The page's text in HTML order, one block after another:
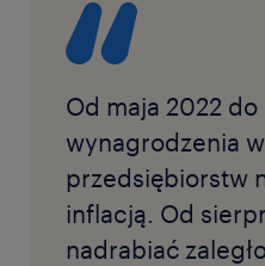
Od maja 2022
wynagrodzenia
przedsiębiorstw
inflacją. Od
nadrabiać